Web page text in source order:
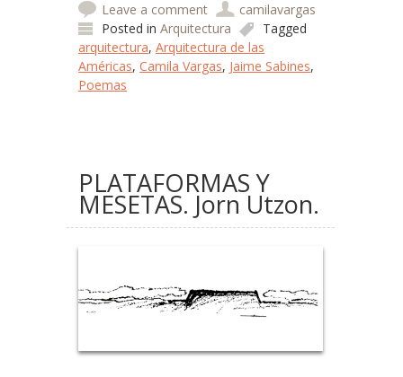
Leave a comment
camilavargas
Posted inArquitectura
Tagged
arquitectura,Arquitectura de las
Américas,Camila Vargas, Jaime Sabines,
Poemas
PLATAFORMAS Y
MESETAS. Jorn Utzon.